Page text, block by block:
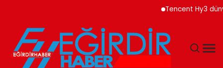
Tencent Hy3 dünya